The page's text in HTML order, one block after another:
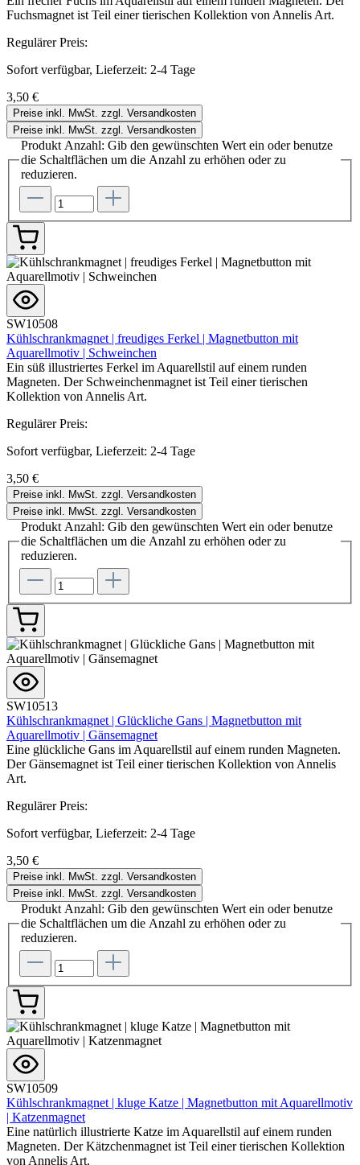
Fuchsmagnet ist Teil einer tierischen Kollektion von Annelis Art.
Regulärer Preis:
Sofort verfügbar, Lieferzeit: 2-4 Tage
3,50 €
Preise inkl. MwSt. zzgl. Versandkosten
Preise inkl. MwSt. zzgl. Versandkosten
Produkt Anzahl: Gib den gewünschten Wert ein oder benutze
die Schaltflächen um die Anzahl zu erhöhen oder zu
reduzieren.
SW10508
Kühlschrankmagnet | freudiges Ferkel | Magnetbutton mit
Aquarellmotiv | Schweinchen
Ein süß illustriertes Ferkel im Aquarellstil auf einem runden
Magneten. Der Schweinchenmagnet ist Teil einer tierischen
Kollektion von Annelis Art.
Regulärer Preis:
Sofort verfügbar, Lieferzeit: 2-4 Tage
3,50 €
Preise inkl. MwSt. zzgl. Versandkosten
Preise inkl. MwSt. zzgl. Versandkosten
Produkt Anzahl: Gib den gewünschten Wert ein oder benutze
die Schaltflächen um die Anzahl zu erhöhen oder zu
reduzieren.
SW10513
Kühlschrankmagnet | Glückliche Gans | Magnetbutton mit
Aquarellmotiv | Gänsemagnet
Eine glückliche Gans im Aquarellstil auf einem runden Magneten.
Der Gänsemagnet ist Teil einer tierischen Kollektion von Annelis
Art.
Regulärer Preis:
Sofort verfügbar, Lieferzeit: 2-4 Tage
3,50 €
Preise inkl. MwSt. zzgl. Versandkosten
Preise inkl. MwSt. zzgl. Versandkosten
Produkt Anzahl: Gib den gewünschten Wert ein oder benutze
die Schaltflächen um die Anzahl zu erhöhen oder zu
reduzieren.
SW10509
Kühlschrankmagnet | kluge Katze | Magnetbutton mit Aquarellmotiv
| Katzenmagnet
Eine natürlich illustrierte Katze im Aquarellstil auf einem runden
Magneten. Der Kätzchenmagnet ist Teil einer tierischen Kollektion
von Annelis Art.